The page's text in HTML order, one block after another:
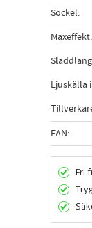
Sockel
Maxeffekt
Ljuskälla
EAN
Fri